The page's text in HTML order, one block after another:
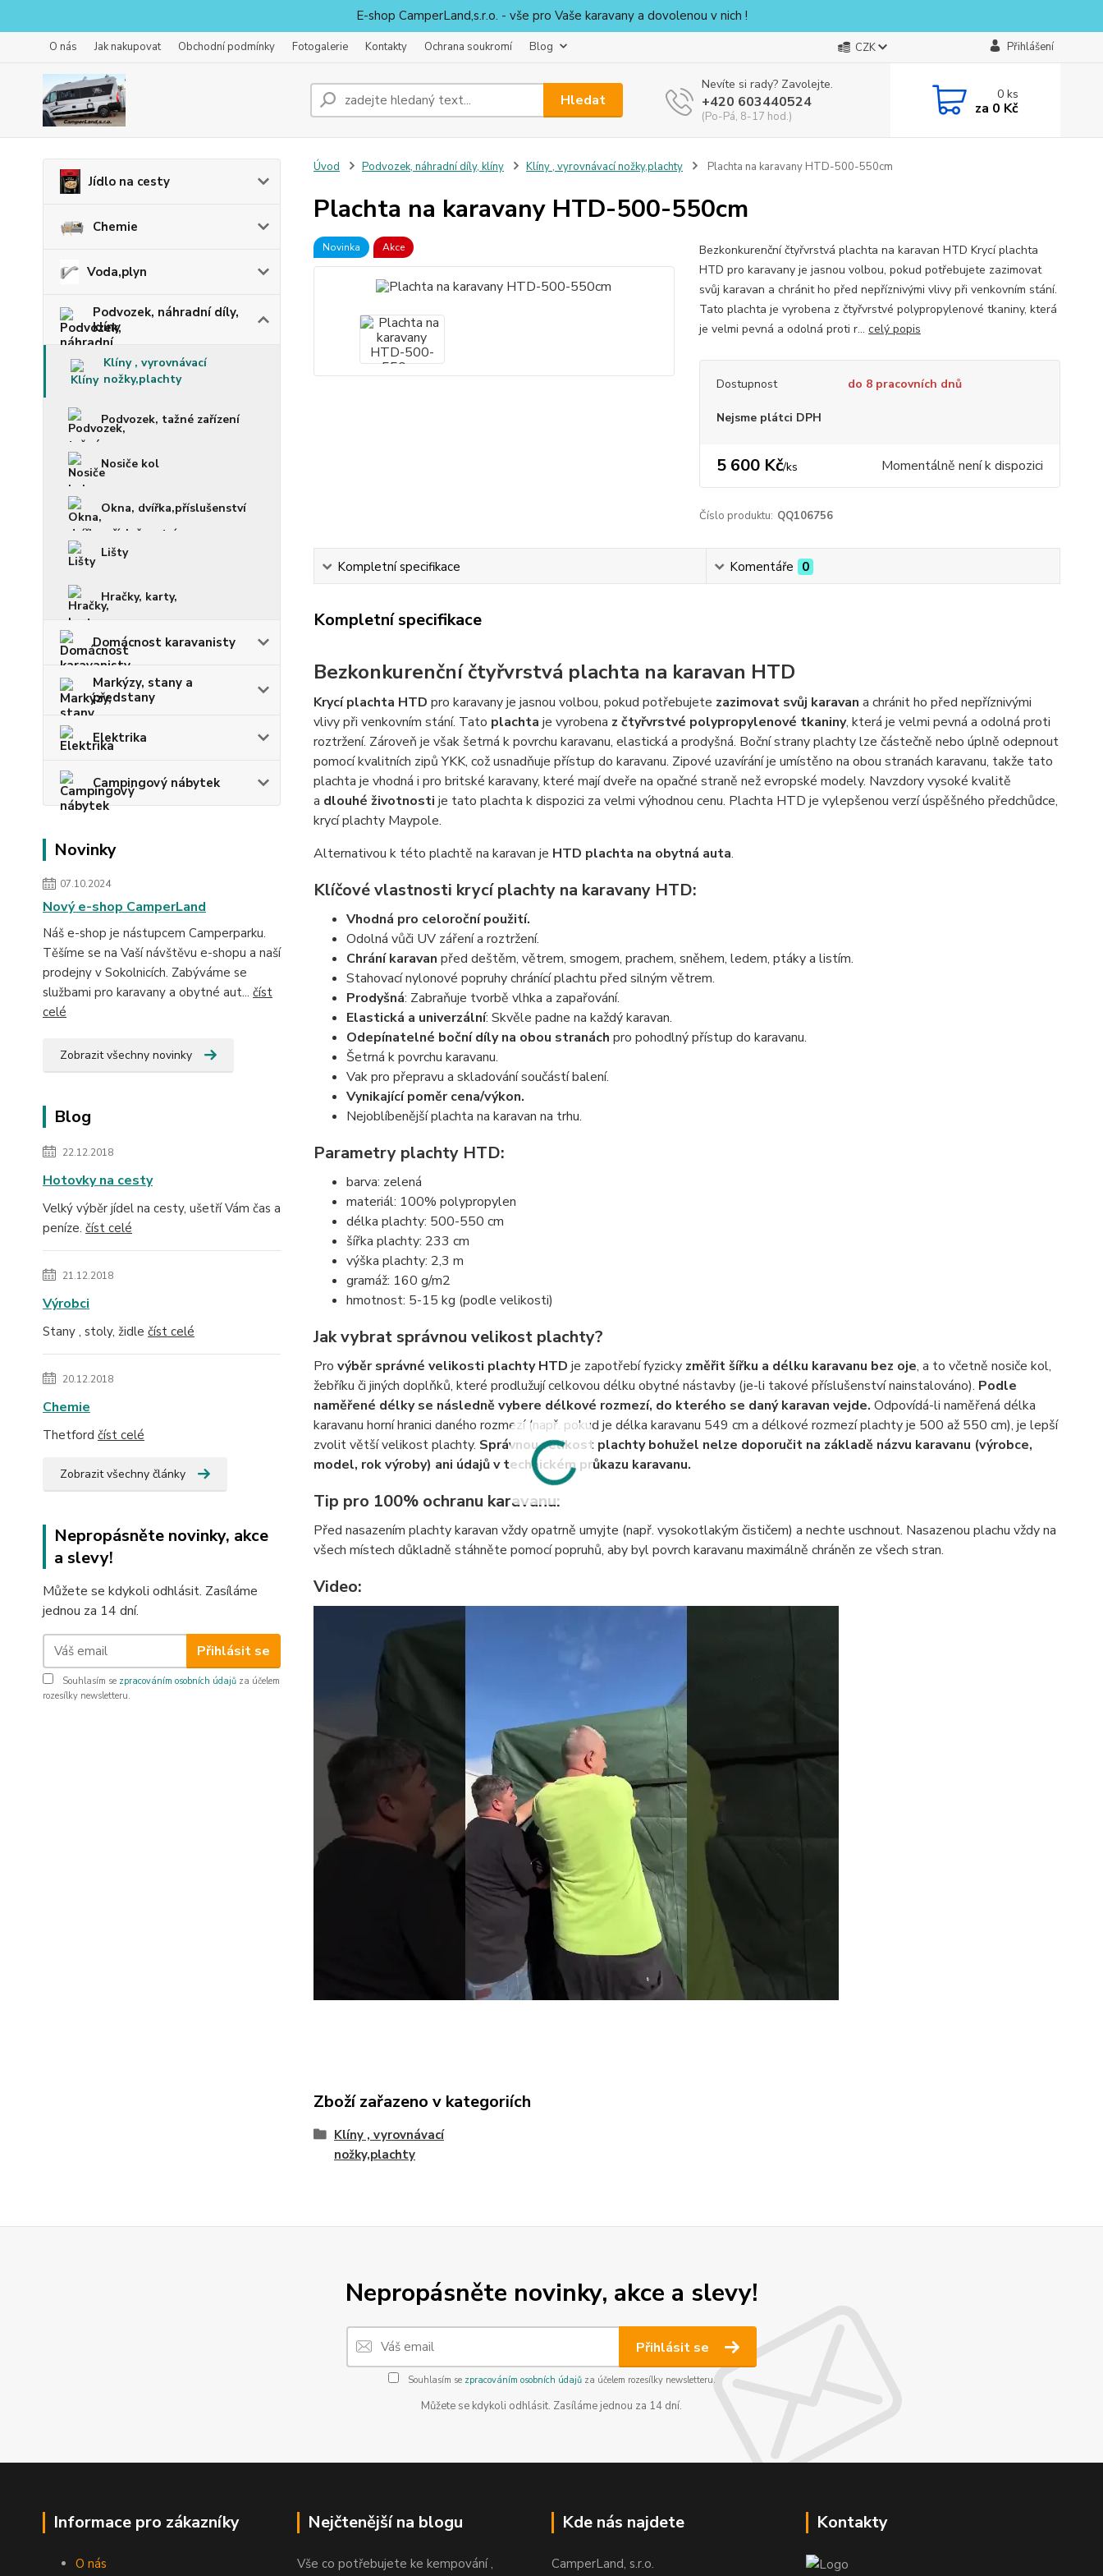
E-shop CamperLand,s.r.o. - vše pro Vaše karavany a dovolenou v nich !
O nás Jak nakupovat Obchodní podmínky Fotogalerie Kontakty Ochrana soukromí Blog CZK Přihlášení
Hledat
Nevíte si rady? Zavolejte.
+420 603440524
(Po-Pá, 8-17 hod.)
0ks
za 0 Kč
Jídlo na cesty
Chemie
Voda,plyn
Podvozek, náhradní díly,
klíny
Klíny , vyrovnávací
nožky,plachty
Podvozek, tažné zařízení
Nosiče kol
Okna, dvířka,příslušenství
Lišty
Hračky, karty,
Domácnost karavanisty
Markýzy, stany a
předstany
Elektrika
Campingový nábytek
Novinky
07.10.2024
Nový e-shop CamperLand
Náš e-shop je nástupcem Camperparku.
Těšíme se na Vaší návštěvu e-shopu a naší
prodejny v Sokolnicích. Zabýváme se
službami pro karavany a obytné aut... číst
celé
Zobrazit všechny novinky
Blog
22.12.2018
Hotovky na cesty
Velký výběr jídel na cesty, ušetří Vám čas a
peníze. číst celé
21.12.2018
Výrobci
Stany , stoly, židle číst celé
20.12.2018
Chemie
Thetford číst celé
Zobrazit všechny články
Nepropásněte novinky, akce
a slevy!
Můžete se kdykoli odhlásit. Zasíláme
jednou za 14 dní.
Přihlásit se
Souhlasím se zpracováním osobních údajů za účelem
rozesílky newsletteru.
Úvod Podvozek, náhradní díly, klíny Klíny , vyrovnávací nožky,plachty Plachta na karavany HTD-500-550cm
Plachta na karavany HTD-500-550cm
Novinka Akce
Bezkonkurenční čtyřvrstvá plachta na karavan HTD Krycí plachta
HTD pro karavany je jasnou volbou, pokud potřebujete zazimovat
svůj karavan a chránit ho před nepříznivými vlivy při venkovním stání.
Tato plachta je vyrobena z čtyřvrstvé polypropylenové tkaniny, která
je velmi pevná a odolná proti r... celý popis
Dostupnost do 8 pracovních dnů
Nejsme plátci DPH
5 600 Kč/ks Momentálně není k dispozici
Číslo produktu: QQ106756
Kompletní specifikace Komentáře 0
Kompletní specifikace
Bezkonkurenční čtyřvrstvá plachta na karavan HTD
Krycí plachta HTD pro karavany je jasnou volbou, pokud potřebujete zazimovat svůj karavan a chránit ho před nepříznivými
vlivy při venkovním stání. Tato plachta je vyrobena z čtyřvrstvé polypropylenové tkaniny, která je velmi pevná a odolná proti
roztržení. Zároveň je však šetrná k povrchu karavanu, elastická a prodyšná. Boční strany plachty lze částečně nebo úplně odepnout
pomocí kvalitních zipů YKK, což usnadňuje přístup do karavanu. Zipové uzavírání je umístěno na obou stranách karavanu, takže tato
plachta je vhodná i pro britské karavany, které mají dveře na opačné straně než evropské modely. Navzdory vysoké kvalitě
a dlouhé životnosti je tato plachta k dispozici za velmi výhodnou cenu. Plachta HTD je vylepšenou verzí úspěšného předchůdce,
krycí plachty Maypole.
Alternativou k této plachtě na karavan je HTD plachta na obytná auta.
Klíčové vlastnosti krycí plachty na karavany HTD:
Vhodná pro celoroční použití.
Odolná vůči UV záření a roztržení.
Chrání karavan před deštěm, větrem, smogem, prachem, sněhem, ledem, ptáky a listím.
Stahovací nylonové popruhy chránící plachtu před silným větrem.
Prodyšná: Zabraňuje tvorbě vlhka a zapařování.
Elastická a univerzální: Skvěle padne na každý karavan.
Odepínatelné boční díly na obou stranách pro pohodlný přístup do karavanu.
Šetrná k povrchu karavanu.
Vak pro přepravu a skladování součástí balení.
Vynikající poměr cena/výkon.
Nejoblíbenější plachta na karavan na trhu.
Parametry plachty HTD:
barva: zelená
materiál: 100% polypropylen
délka plachty: 500-550 cm
šířka plachty: 233 cm
výška plachty: 2,3 m
gramáž: 160 g/m2
hmotnost: 5-15 kg (podle velikosti)
Jak vybrat správnou velikost plachty?
Pro výběr správné velikosti plachty HTD je zapotřebí fyzicky změřit šířku a délku karavanu bez oje, a to včetně nosiče kol,
žebříku či jiných doplňků, které prodlužují celkovou délku obytné nástavby (je-li takové příslušenství nainstalováno). Podle
naměřené délky se následně vybere délkové rozmezí, do kterého se daný karavan vejde. Odpovídá-li naměřená délka
karavanu horní hranici daného rozmezí (např. pokud je délka karavanu 549 cm a délkové rozmezí plachty je 500 až 550 cm), je lepší
zvolit větší velikost plachty. Správnou velikost plachty bohužel nelze doporučit na základě názvu karavanu (výrobce,
model, rok výroby) ani údajů v technickém průkazu karavanu.
Tip pro 100% ochranu karavanu:
Před nasazením plachty karavan vždy opatrně umyjte (např. vysokotlakým čističem) a nechte uschnout. Nasazenou plachu vždy na
všech místech důkladně stáhněte pomocí popruhů, aby byl povrch karavanu maximálně chráněn ze všech stran.
Video:
Zboží zařazeno v kategoriích
Klíny , vyrovnávací
nožky,plachty
Nepropásněte novinky, akce a slevy!
Přihlásit se
Souhlasím se zpracováním osobních údajůza účelem rozesílky newsletteru.
Můžete se kdykoli odhlásit. Zasíláme jednou za 14 dní.
Informace pro zákazníky
O nás
Nejčtenější na blogu
Vše co potřebujete ke kempování ,
Kde nás najdete
CamperLand, s.r.o.
Kontakty